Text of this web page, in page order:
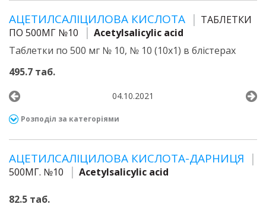
АЦЕТИЛСАЛІЦИЛОВА КИСЛОТА
ТАБЛЕТКИ
ПО 500МГ №10
Acetylsalicylic acid
Таблетки по 500 мг № 10, № 10 (10х1) в блістерах
495.7 таб.
04.10.2021
Розподіл за категоріями
АЦЕТИЛСАЛІЦИЛОВА КИСЛОТА-ДАРНИЦЯ
500МГ. №10 Acetylsalicylic acid
82.5 таб.